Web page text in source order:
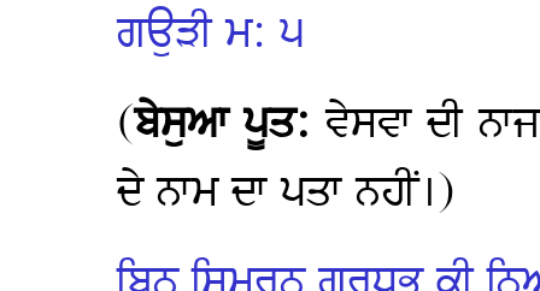
ਗਉੜੀ ਮ: ੫
(ਬੇਸੁਆ ਪੂਤ:ਵੇਸਵਾ ਦੀ
ਦੇ ਨਾਮ ਦਾ ਪਤਾ ਨਹੀਂ।)